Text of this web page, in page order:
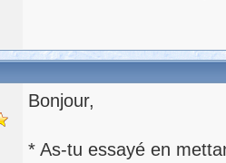
Bonjour,
* As-tu essayé en